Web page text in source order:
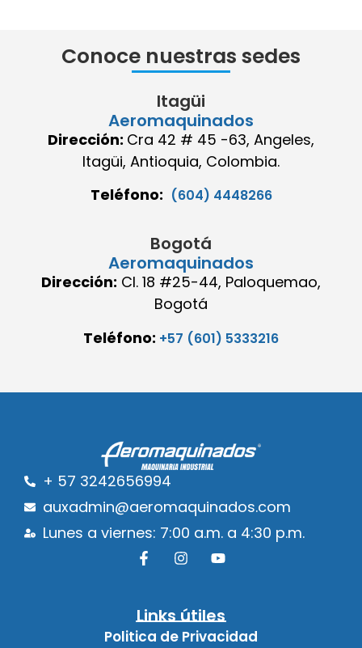
Conoce nuestras sedes
Itagüi
Aeromaquinados
Dirección: Cra 42 # 45 -63, Angeles,
Itagüi, Antioquia, Colombia.
Teléfono: (604) 4448266
Bogotá
Aeromaquinados
Dirección: Cl. 18 #25-44, Paloquemao,
Bogotá
Teléfono: +57 (601) 5333216
+ 57 3242656994
auxadmin@aeromaquinados.com
Lunes a viernes: 7:00 a.m. a 4:30 p.m.
Links útiles
Politica de Privacidad